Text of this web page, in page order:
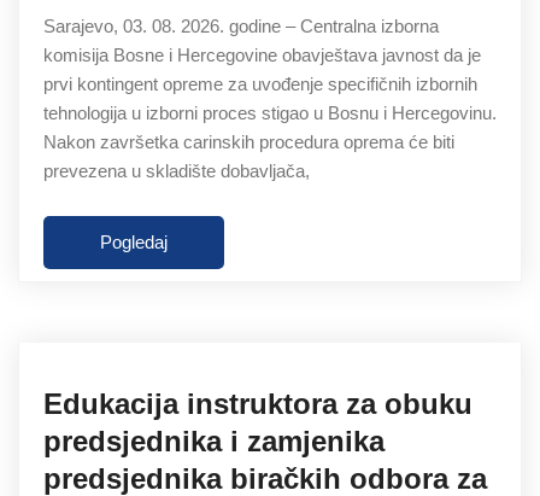
Sarajevo, 03. 08. 2026. godine – Centralna izborna
komisija Bosne i Hercegovine obavještava javnost da je
prvi kontingent opreme za uvođenje specifičnih izbornih
tehnologija u izborni proces stigao u Bosnu i Hercegovinu.
Nakon završetka carinskih procedura oprema će biti
prevezena u skladište dobavljača,
Pogledaj
Edukacija instruktora za obuku
predsjednika i zamjenika
predsjednika biračkih odbora za